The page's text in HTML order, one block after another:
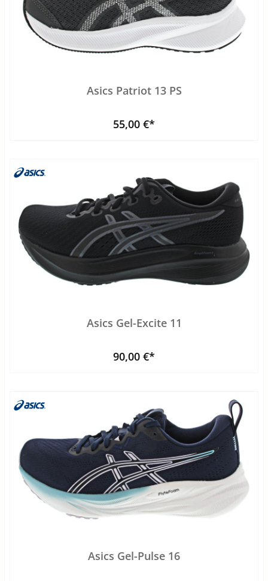
Asics Patriot 13 PS
55,00 €*
Asics Gel-Excite 11
90,00 €*
Asics Gel-Pulse 16